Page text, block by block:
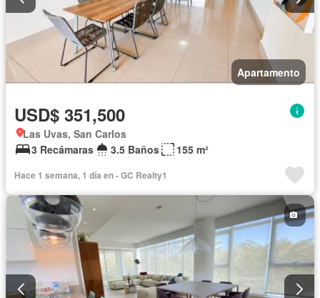
Apartamento
USD$ 351,500
Las Uvas, San Carlos
3 Recámaras
3.5 Baños 155 m²
Hace 1 semana, 1 día en - GC Realty1